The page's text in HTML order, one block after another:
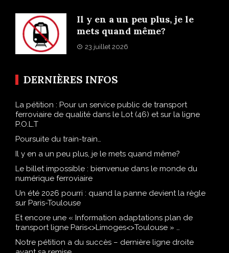
Il y en a un peu plus, je le
mets quand même?
23 juillet 2026
DERNIÈRES INFOS
La pétition : Pour un service public de transport
ferroviaire de qualité dans le Lot (46) et sur la ligne
P.O.L.T
Poursuite du train-train…
Il y en a un peu plus, je le mets quand même?
Le billet impossible : bienvenue dans le monde du
numérique ferroviaire
Un été 2026 pourri : quand la panne devient la règle
sur Paris-Toulouse
Et encore une « Information adaptations plan de
transport ligne Paris<>Limoges<>Toulouse » …
Notre pétition a du succès – dernière ligne droite